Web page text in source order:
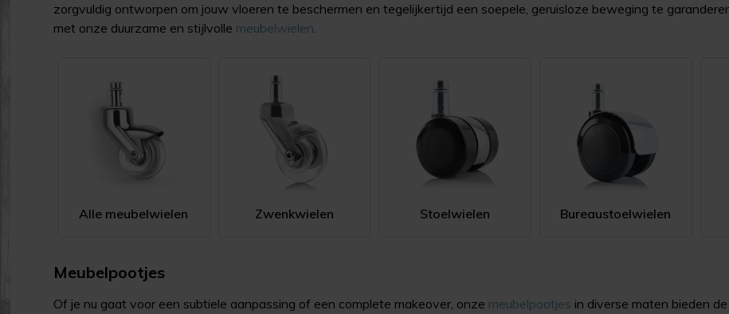
zorgvuldig ontworpen om jouw vloeren te beschermen en tegelijkertijd een soepele, geruisloze beweging te
met onze duurzame en stijlvolle meubelwielen.
Alle meubelwielen Zwenkwielen Stoelwielen Bureaustoelwielen
Meubelpootjes
Of je nu gaat voor een subtiele aanpassing of een complete makeover, onze meubelpootjes in diverse maten bieden